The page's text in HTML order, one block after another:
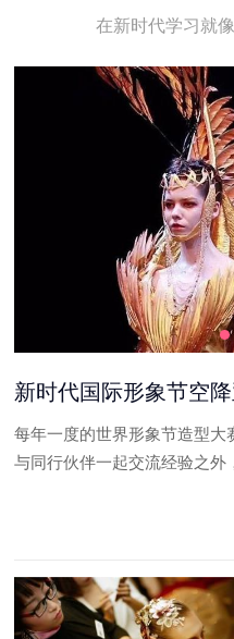
在新时代学习就
新时代国际形象节空
每年一度的世界形象节造型
与同行伙伴一起交流经验之外